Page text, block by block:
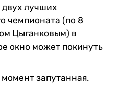
лучших
чемпионата (по 8
Цыганковым) в
окно может покинуть
запутанная.